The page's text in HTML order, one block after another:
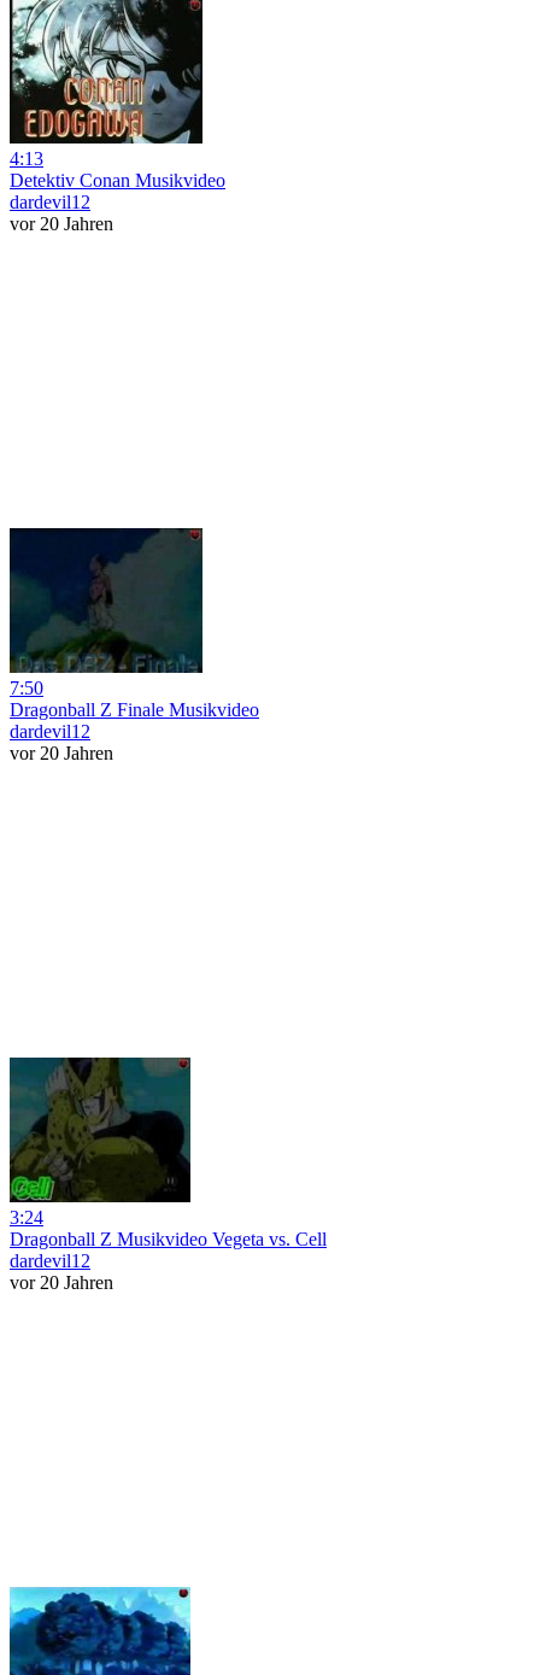
4:13
Detektiv Conan Musikvideo
dardevil12
vor 20 Jahren
7:50
Dragonball Z Finale Musikvideo
dardevil12
vor 20 Jahren
3:24
Dragonball Z Musikvideo Vegeta vs. Cell
dardevil12
vor 20 Jahren